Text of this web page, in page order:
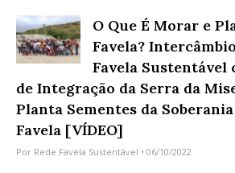
O Que É Morar e
Favela?
Favela Sustentável
de Integração da Serra da
Planta Sementes da
Favela [VÍDEO]
Por Rede Favela Sustentável • 06/10/2022